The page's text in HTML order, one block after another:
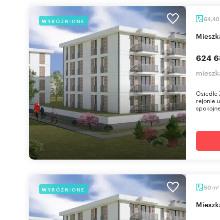
WYRÓŻNIONE 64,40
624
Osiedle
rejonie
WYRÓŻNIONE 50 m2